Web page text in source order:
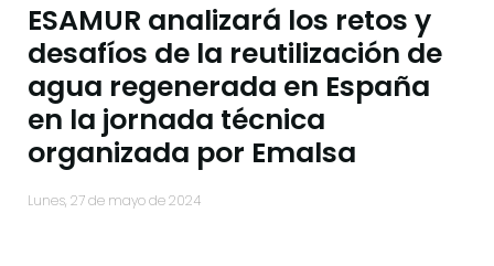
ESAMUR analizará los retos y
desafíos de la reutilización de
agua regenerada en España
en la jornada técnica
organizada por Emalsa
lunes, 27 de mayo de 2024